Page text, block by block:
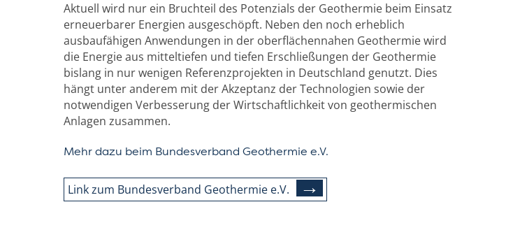
Aktuell wird nur ein Bruchteil des Potenzials der Geothermie beim Einsatz
erneuerbarer Energien ausgeschöpft. Neben den noch erheblich
ausbaufähigen Anwendungen in der oberflächennahen Geothermie wird
die Energie aus mitteltiefen und tiefen Erschließungen der Geothermie
bislang in nur wenigen Referenzprojekten in Deutschland genutzt. Dies
hängt unter anderem mit der Akzeptanz der Technologien sowie der
notwendigen Verbesserung der Wirtschaftlichkeit von geothermischen
Anlagen zusammen.
Mehr dazu beim Bundesverband Geothermie e.V.
Link zum Bundesverband Geothermie e.V.